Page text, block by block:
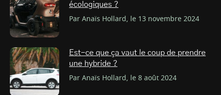
écologiques ?
Par Anaïs Hollard, le 13 novembre 2024
Est-ce que ça vaut le coup de prendre
une hybride ?
Par Anaïs Hollard, le 8 août 2024